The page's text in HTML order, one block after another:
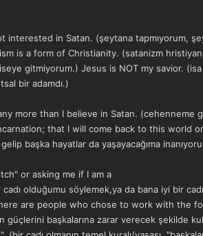
interested in Satan. (şeytana tapmıyorum,
is a form of Christianity. (satanizm
gitmiyorum.) Jesus is NOT my savior.
bir adamdı.)
more than I believe in Satan. (cehenneme
that I will come back to this world
başka hayatlar da yaşayacağıma
or asking me if I am a
olduğumu söylemek,ya da bana iyi bir cadı
are people who chose to work with the
başkalarına zarar verecek şekilde